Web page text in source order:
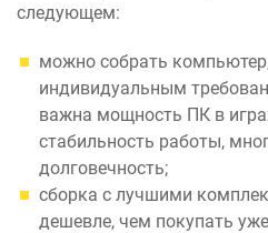
следующем:
можно собрать
индивидуальным
важна мощность ПК в
стабильность работы,
долговечность;
сборка с лучшими
дешевле, чем покупать